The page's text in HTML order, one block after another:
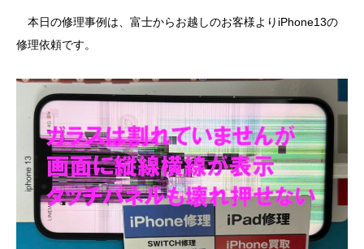
本日の修理事例は、富士からお越しのお客様よりiPhone13の
修理依頼です。